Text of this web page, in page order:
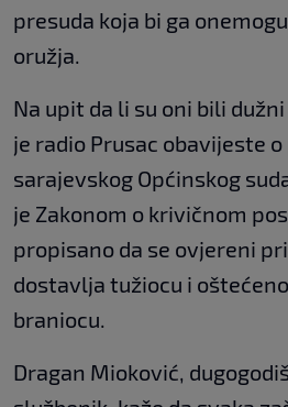
presuda koja bi ga
oružja.
Na upit da li su oni bili
je radio Prusac obavijeste
sarajevskog Općinskog
je Zakonom o krivičnom
propisano da se ovjereni
dostavlja tužiocu i
braniocu.
Dragan Mioković,